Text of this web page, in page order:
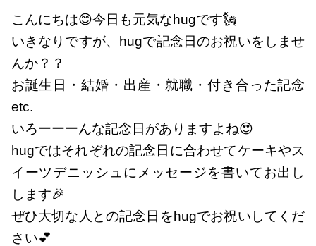
こんにちは😊今日も元気なhugです🗽
いきなりですが、hugで記念日のお祝いをしませ
んか？？
お誕生日・結婚・出産・就職・付き合った記念
etc.
いろーーーんな記念日がありますよね😍
hugではそれぞれの記念日に合わせてケーキやス
イーツデニッシュにメッセージを書いてお出し
します🎉
ぜひ大切な人との記念日をhugでお祝いしてくだ
さい💕